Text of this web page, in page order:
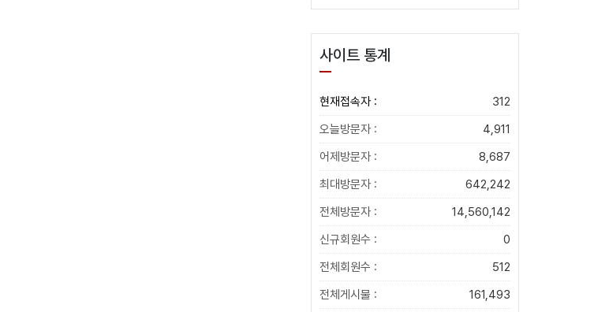
사이트 통계
현재접속자 :
312
오늘방문자 :
4,911
어제방문자 :
8,687
최대방문자 :
642,242
전체방문자 :
14,560,142
신규회원수 :
0
전체회원수 :
512
전체게시물 :
161,493